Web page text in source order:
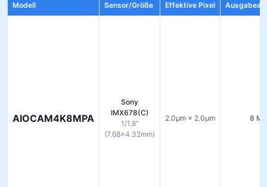
Modell Sensor/Größe Effektive Pixel
AIOCAM4K8MPA
Sony
IMX678(C)
1/1.8"
(7.68×4.32mm)
2.0µm × 2.0µm 8 MP